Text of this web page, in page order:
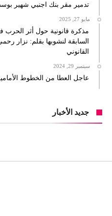
تدمير مقر بنك اجنبي شهير
مايو 27, 2025
مذكرة قانونية حول أثر الحرب
السابقة لنشوبها بقلم: نزار
القانوني
سبتمبر 29, 2024
عاجل العطا من الخطوط
جديد الأخبار